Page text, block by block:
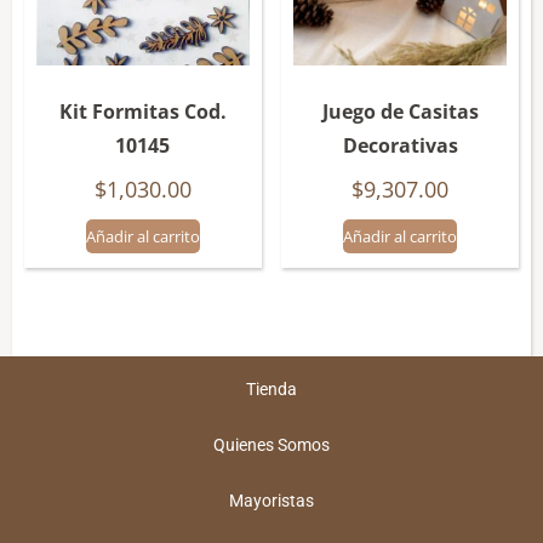
Kit Formitas Cod.
10145
$1,030.00
Añadir al carrito
Juego de Casitas
Decorativas
$9,307.00
Añadir al carrito
Tienda
Quienes Somos
Mayoristas